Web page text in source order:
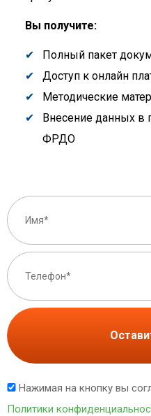
Вы получите:
Полный пакет
Доступ к онлайн
Методические
Внесение данных в
ФРДО
Нажимая на кнопку вы
Политики